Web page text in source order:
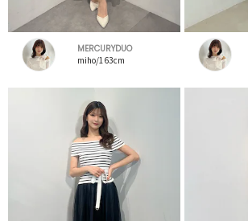
MERCURYDUO
miho/163cm